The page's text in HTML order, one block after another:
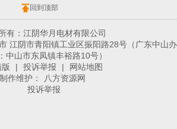
回到顶部
有：江阴华月电材有限公司
江阴市青阳镇工业区振阳路28号（广东中山办
中山市东凤镇丰裕路10号）
版
| 投诉举报 |
网站地图
制作维护：
八方资源网
投诉举报